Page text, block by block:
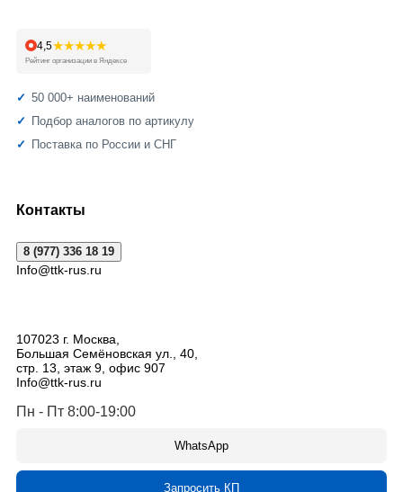
4,5★★★★★
Рейтинг организации в Яндексе
50 000+ наименований
Подбор аналогов по артикулу
Поставка по России и СНГ
Контакты
8 (977) 336 18 19
Info@ttk-rus.ru
107023 г. Москва,
Большая Семёновская ул., 40,
стр. 13, этаж 9, офис 907
Info@ttk-rus.ru
Пн - Пт 8:00-19:00
WhatsApp
Запросить КП